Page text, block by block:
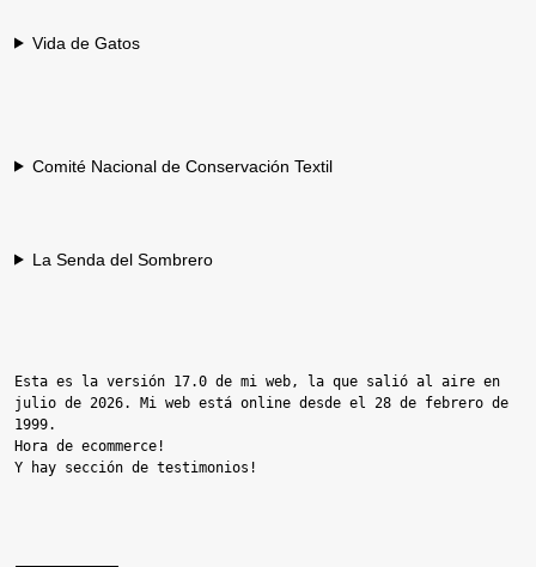
Vida de Gatos
Comité Nacional de Conservación Textil
La Senda del Sombrero
Esta es la versión 17.0 de mi web, la que salió al aire en
julio de 2026. Mi web está online desde el 28 de febrero de
1999.
Hora de ecommerce!
Y hay sección de testimonios!